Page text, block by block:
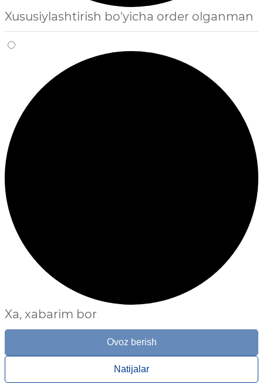
Xususiylashtirish bo'yicha order olganman
Xa, xabarim bor
Ovoz berish
Natijalar